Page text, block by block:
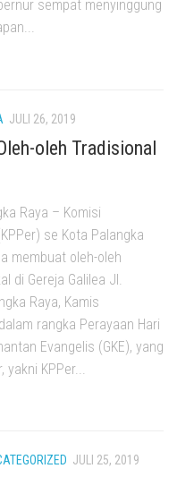
sempat menyinggung
JULI 26, 2019
oleh Tradisional
Raya – Komisi
se Kota Palangka
membuat oleh-oleh
di Gereja Galilea Jl.
Raya, Kamis
rangka Perayaan Hari
Evangelis (GKE), yang
KPPer...
JULI 25, 2019